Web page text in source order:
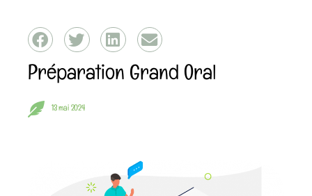
Préparation Grand Oral
13 mai 2024